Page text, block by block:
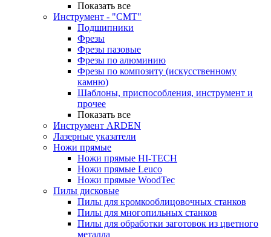
Показать все
Инструмент - "СМТ"
Подшипники
Фрезы
Фрезы пазовые
Фрезы по алюминию
Фрезы по композиту (искусственному
камню)
Шаблоны, приспособления, инструмент и
прочее
Показать все
Инструмент ARDEN
Лазерные указатели
Ножи прямые
Ножи прямые HI-TECH
Ножи прямые Leuco
Ножи прямые WoodTec
Пилы дисковые
Пилы для кромкооблицовочных станков
Пилы для многопильных станков
Пилы для обработки заготовок из цветного
металла